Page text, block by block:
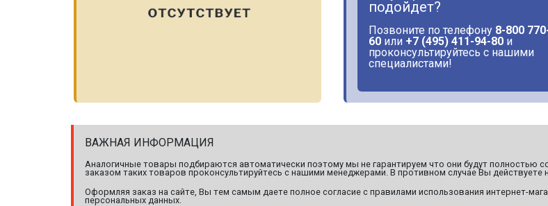
подойдет?
Позвоните по телефону 8-800
60 или +7 (495) 411-94-80 и
проконсультируйтесь с нашими
специалистами!
ВАЖНАЯ ИНФОРМАЦИЯ
Аналогичные товары подбираются автоматически поэтому мы не гарантируем что они будут полностью
заказом таких товаров проконсультируйтесь с нашими менеджерами. В противном случае Вы
Оформляя заказ на сайте, Вы тем самым даете полное согласие с правилами использования интернет-
персональных данных.